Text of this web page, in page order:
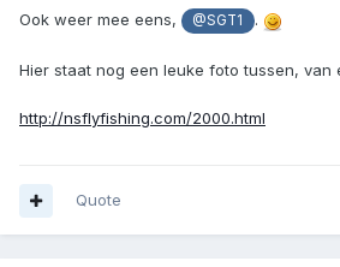
Ook weer mee eens, @SGT1 .
Hier staat nog een leuke foto tussen, van
http://nsflyfishing.com/2000.html
Quote